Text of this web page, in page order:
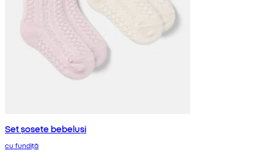
Set șosete bebeluși
cu fundiță